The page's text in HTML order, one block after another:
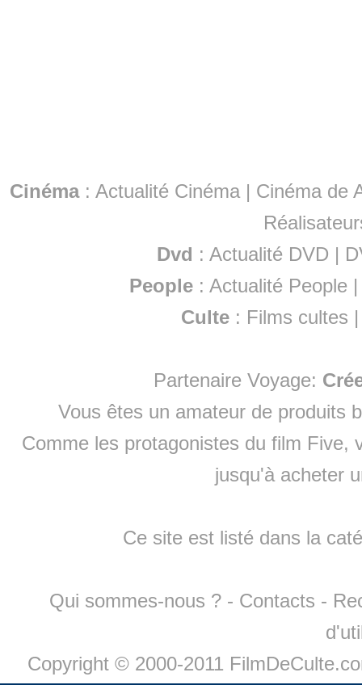
Cinéma: Actualité Cinéma | Cinéma de
Dvd : Actualité DVD |
People :Actualité People
Culte : Films cultes
Partenaire Voyage:
Vous êtes un amateur de produits
Comme les protagonistes du film Five,
jusqu'à acheter
Ce site est listé dans la
Qui sommes-nous ? - Contacts -
Copyright © 2000-2011